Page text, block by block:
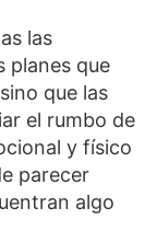
las
planes que
que las
el rumbo de
y físico
parecer
algo